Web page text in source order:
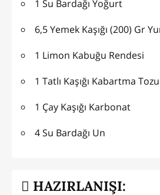
1 Su Bardağı Yoğurt
6,5 Yemek Kaşığı (200) Gr
1 Limon Kabuğu Rendesi
1 Tatlı Kaşığı Kabartma Tozu
1 Çay Kaşığı Karbonat
4 Su Bardağı Un
HAZIRLANIŞI: